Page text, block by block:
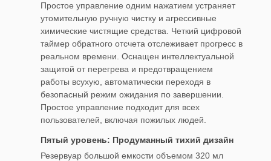
Простое управление одним нажатием устраняет
утомительную ручную чистку и агрессивные
химические чистящие средства. Четкий цифровой
таймер обратного отсчета отслеживает прогресс в
реальном времени. Оснащен интеллектуальной
защитой от перегрева и предотвращением
работы всухую, автоматически переходя в
безопасный режим ожидания по завершении.
Простое управление подходит для всех
пользователей, включая пожилых людей.
Пятый уровень: Продуманный тихий дизайн
Резервуар большой емкости объемом 320 мл